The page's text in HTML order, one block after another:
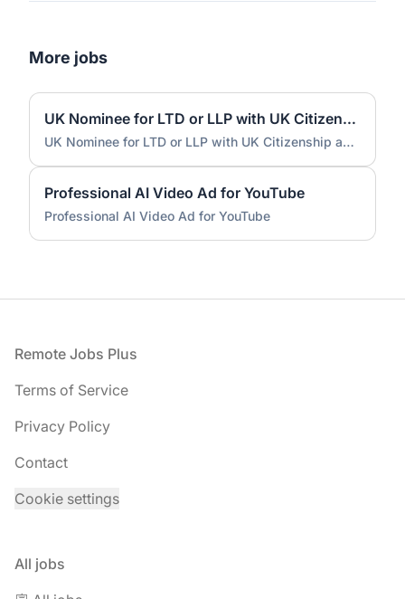
More jobs
UK Nominee for LTD or LLP with UK Citizenship and UK Address
UK Nominee for LTD or LLP with UK Citizenship and UK Address
Professional AI Video Ad for YouTube
Professional AI Video Ad for YouTube
Footer
Remote Jobs Plus
Terms of Service
Privacy Policy
Contact
Cookie settings
All jobs